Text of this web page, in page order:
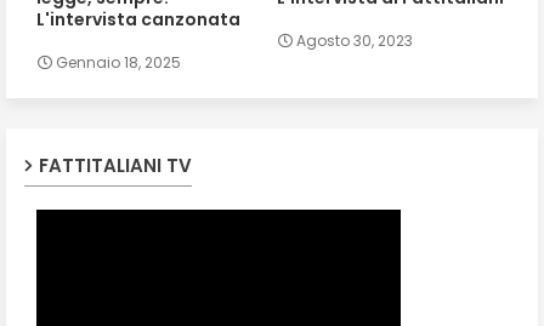
L'intervista canzonata
Gennaio 18, 2025
Agosto 30, 2023
FATTITALIANI TV